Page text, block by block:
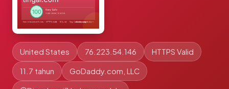
United States 76.223.54.146 HTTPS Valid
11.7 tahun GoDaddy.com, LLC